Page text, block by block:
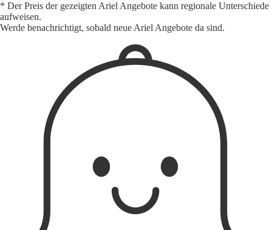
* Der Preis der gezeigten Ariel Angebote kann regionale Unterschiede
aufweisen.
Werde benachrichtigt, sobald neue Ariel Angebote da sind.